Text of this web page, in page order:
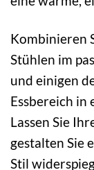
Kombinieren
Stühlen im
und einigen
Essbereich in
Lassen Sie
gestalten Sie
Stil